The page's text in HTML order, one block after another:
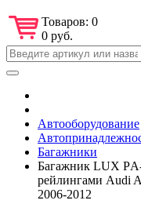
Товаров: 0
0 руб.
Автооборудование
Багажники
Багажник LUX
рейлингами Audi
2006-2012